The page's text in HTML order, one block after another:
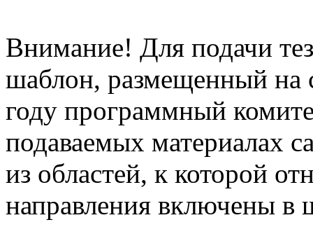
Внимание! Для подачи
шаблон, размещенный на
году программный
подаваемых материалах
из областей, к которой
направления включены в